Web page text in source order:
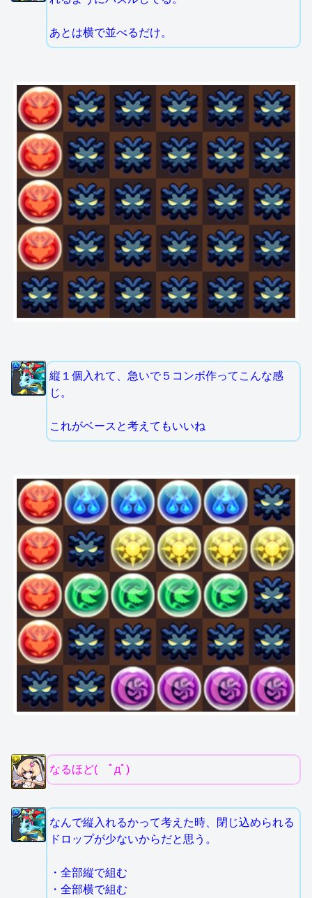
あとは横で並べるだけ。
縦１個入れて、急いで５コンボ作ってこんな感
じ。
これがベースと考えてもいいね
なるほど( ﾟдﾟ)
なんで縦入れるかって考えた時、閉じ込められる
ドロップが少ないからだと思う。
・全部縦で組む
・全部横で組む